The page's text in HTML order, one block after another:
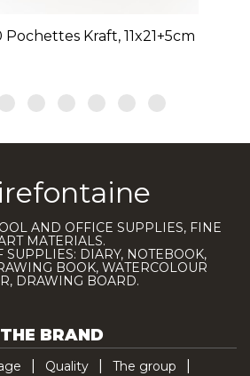
Kraft, 11x21+5cm
AND OFFICE SUPPLIES, FINE
MATERIALS.
SUPPLIES: DIARY, NOTEBOOK,
BOOK, WATERCOLOUR
DRAWING BOARD.
THE BRAND
Quality
The group